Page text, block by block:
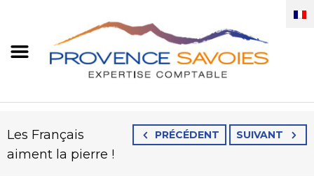
PRÉCÉDENT SUIVANT
Les Français
aiment la pierre !